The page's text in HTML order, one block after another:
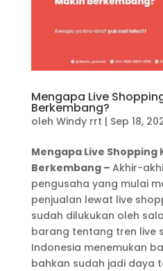
Mengapa Live
Berkembang?
oleh Windy rrt | Sep 18,
Mengapa Live Shopping
Berkembang – Akhir-
pengusaha yang mulai
penjualan lewat live
sudah dilukukan oleh
barang tentang tren live
Indonesia menemukan
bahkan sudah jadi daya